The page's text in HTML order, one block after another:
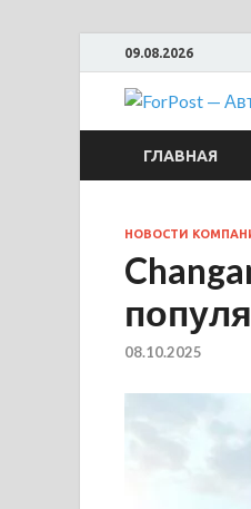
09.08.2026
ГЛАВНАЯ
НОВОСТИ
08.10.2025